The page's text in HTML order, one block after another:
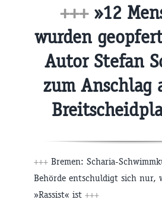
+++ »12
wurden
Autor Stefan
zum Anschlag
+++ Bremen: Scharia-
Behörde entschuldigt sich nur,
»Rassist« ist +++